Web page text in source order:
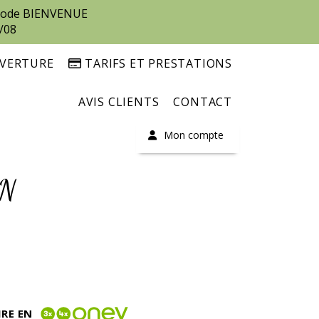
BIENVENUE
Mon compte
TARIFS ET PRESTATIONS
AVIS CLIENTS CONTACT
EN